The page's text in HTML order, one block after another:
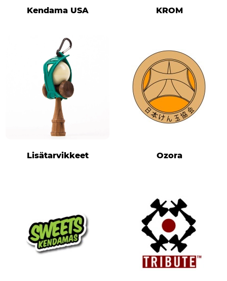
Kendama USA KROM
Lisätarvikkeet Ozora